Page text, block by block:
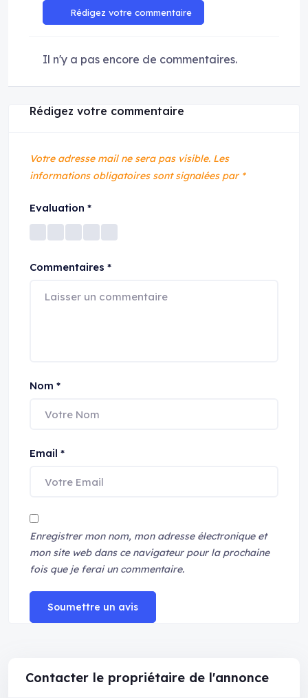
Rédigez votre commentaire
Il n'y a pas encore de commentaires.
Rédigez votre commentaire
Votre adresse mail ne sera pas visible. Les
informations obligatoires sont signalées par *
Evaluation *
Commentaires *
Nom *
Email *
Enregistrer mon nom, mon adresse électronique et
mon site web dans ce navigateur pour la prochaine
fois que je ferai un commentaire.
Soumettre un avis
Contacter le propriétaire de l'annonce